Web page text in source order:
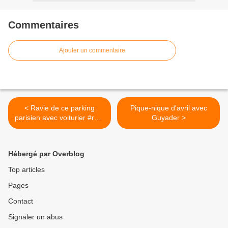
Commentaires
Ajouter un commentaire
< Ravie de ce parking
parisien avec voiturier #rare
#bonplan
Pique-nique d'avril avec
Guyader >
Hébergé par Overblog
Top articles
Pages
Contact
Signaler un abus